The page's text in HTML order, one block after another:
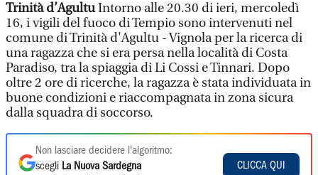
Trinità d’AgultuIntorno alle 20.30 di ieri, mercoledì
16, i vigili del fuoco di Tempio sono intervenuti nel
comune di Trinità d'Agultu - Vignola per la ricerca di
una ragazza che si era persa nella località di Costa
Paradiso, tra la spiaggia di Li Cossi e Tinnari. Dopo
oltre 2 ore di ricerche, la ragazza è stata individuata in
buone condizioni e riaccompagnata in zona sicura
dalla squadra di soccorso.
Non lasciare decidere l'algoritmo:
scegli La Nuova Sardegna
CLICCA QUI